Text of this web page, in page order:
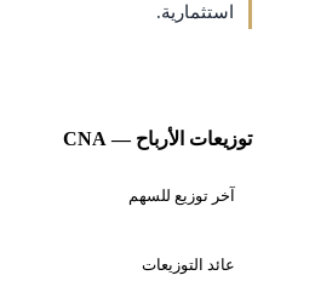
استثمارية.
توزيعات الأرباح — CNA
آخر توزيع للسهم
عائد التوزيعات